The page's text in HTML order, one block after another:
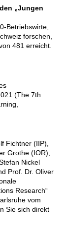
„Jungen
Betriebswirte,
forschen,
481 erreicht.
(The 7th
Fichtner (IIP),
Grothe (IOR),
Nickel
Prof. Dr. Oliver
Research“
vom
Sie sich direkt